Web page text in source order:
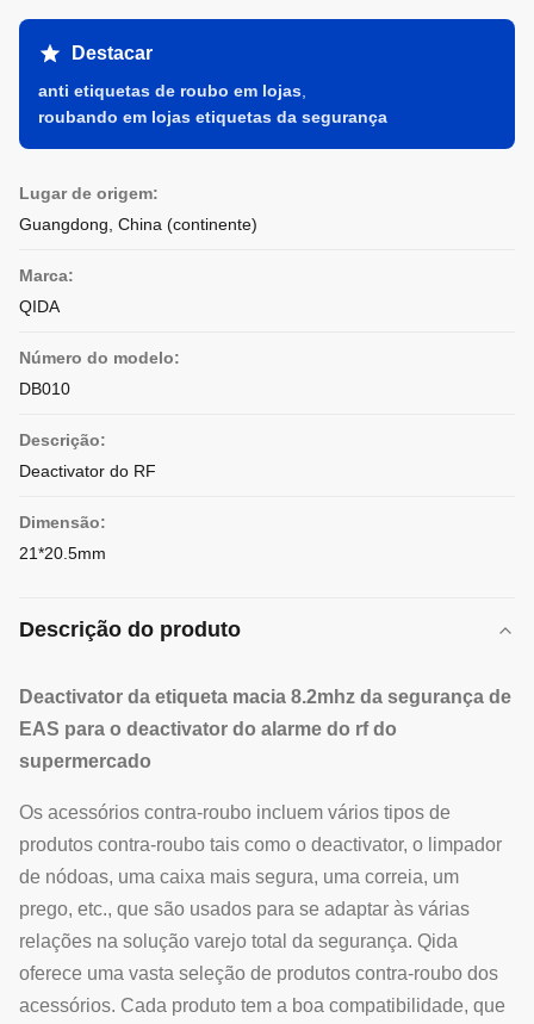
Destacar
anti etiquetas de roubo em lojas
roubando em lojas etiquetas da segurança
Lugar de origem:
Guangdong, China (continente)
Marca:
QIDA
Número do modelo:
DB010
Descrição:
Deactivator do RF
Dimensão:
21*20.5mm
Descrição do produto
Deactivator da etiqueta macia 8.2mhz da segurança de
EAS para o deactivator do alarme do rf do
supermercado
Os acessórios contra-roubo incluem vários tipos de
produtos contra-roubo tais como o deactivator, o limpador
de nódoas, uma caixa mais segura, uma correia, um
prego, etc., que são usados para se adaptar às várias
relações na solução varejo total da segurança. Qida
oferece uma vasta seleção de produtos contra-roubo dos
acessórios. Cada produto tem a boa compatibilidade, que